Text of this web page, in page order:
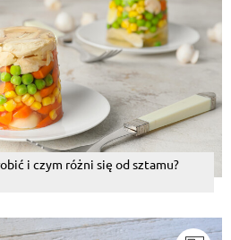
i czym różni się od sztamu?